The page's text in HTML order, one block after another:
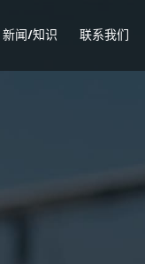
新闻/知识 联系我们